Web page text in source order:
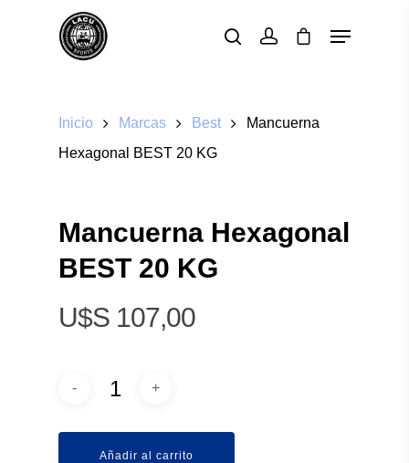
Inicio Marcas Best
Mancuerna
Hexagonal BEST 20 KG
Mancuerna Hexagonal
BEST 20 KG
$
107,00
Añadir al carrito